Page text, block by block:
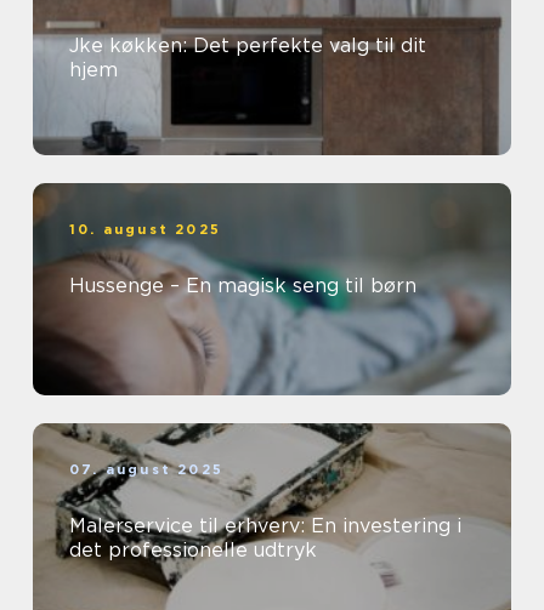
Jke køkken: Det perfekte valg til dit
hjem
10. august 2025
Hussenge – En magisk seng til børn
07. august 2025
Malerservice til erhverv: En investering i
det professionelle udtryk